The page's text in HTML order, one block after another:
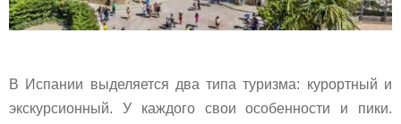
В Испании выделяется два типа туризма: курортный и
экскурсионный. У каждого свои особенности и пики.